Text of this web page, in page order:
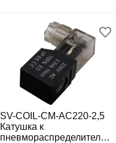
SV-COIL-CM-AC220-2,5
Катушка к
пневмораспределителю